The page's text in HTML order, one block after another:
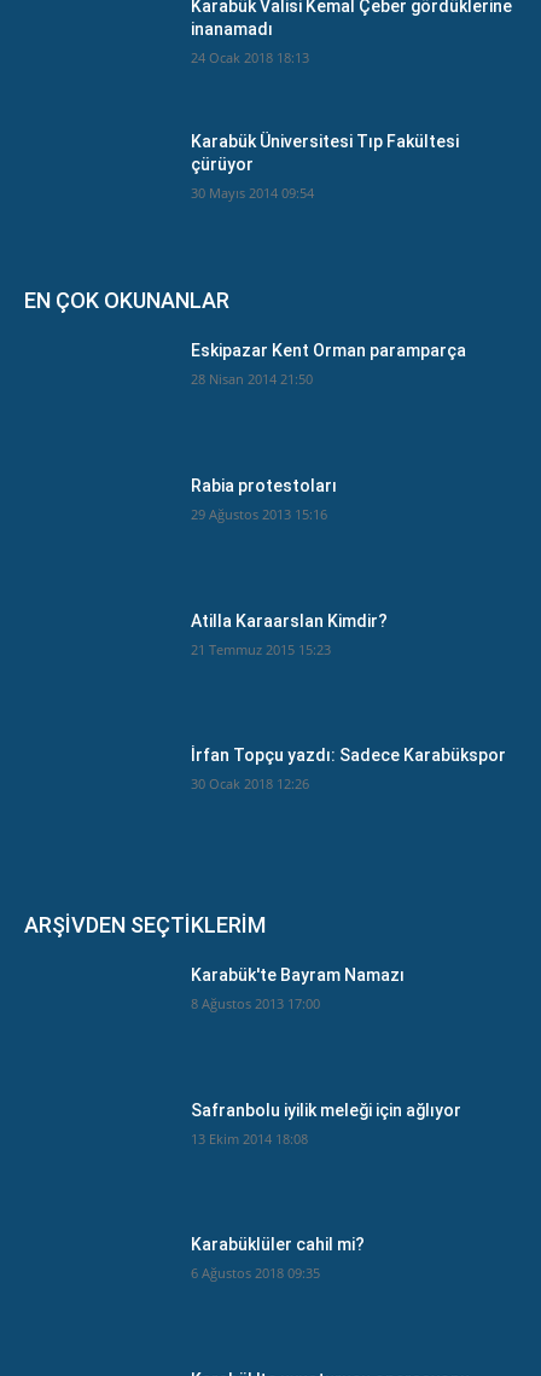
Karabük Valisi Kemal Çeber gördüklerine
inanamadı
24 Ocak 2018 18:13
Karabük Üniversitesi Tıp Fakültesi
çürüyor
30 Mayıs 2014 09:54
EN ÇOK OKUNANLAR
Eskipazar Kent Orman paramparça
28 Nisan 2014 21:50
Rabia protestoları
29 Ağustos 2013 15:16
Atilla Karaarslan Kimdir?
21 Temmuz 2015 15:23
İrfan Topçu yazdı: Sadece Karabükspor
30 Ocak 2018 12:26
ARŞİVDEN SEÇTİKLERİM
Karabük'te Bayram Namazı
8 Ağustos 2013 17:00
Safranbolu iyilik meleği için ağlıyor
13 Ekim 2014 18:08
Karabüklüler cahil mi?
6 Ağustos 2018 09:35